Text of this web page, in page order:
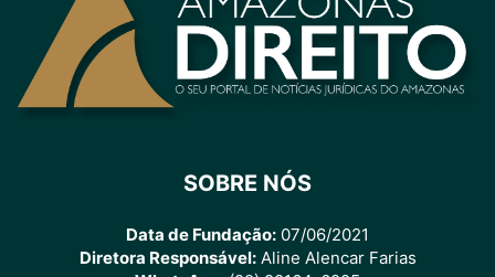
SOBRE NÓS
Data de Fundação: 07/06/2021
Diretora Responsável:Aline Alencar Farias